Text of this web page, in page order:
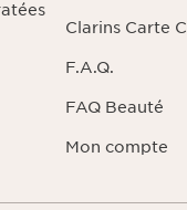
Clarins Carte
F.A.Q.
FAQ Beauté
Mon compte